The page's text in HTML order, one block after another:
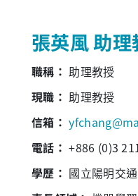
張英風 助
職稱： 助理教授
現職： 助理教授
信箱：
電話： +886 (0)3
學歷： 國立陽明交